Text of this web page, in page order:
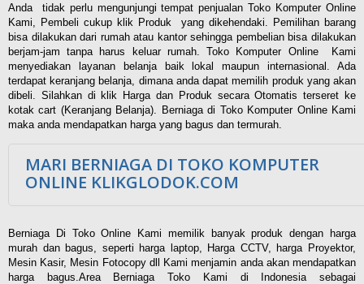
Anda tidak perlu mengunjungi tempat penjualan Toko Komputer Online
Kami, Pembeli cukup klik Produk yang dikehendaki. Pemilihan barang
bisa dilakukan dari rumah atau kantor sehingga pembelian bisa dilakukan
berjam-jam tanpa harus keluar rumah. Toko Komputer Online Kami
menyediakan layanan belanja baik lokal maupun internasional. Ada
terdapat keranjang belanja, dimana anda dapat memilih produk yang akan
dibeli. Silahkan di klik Harga dan Produk secara Otomatis terseret ke
kotak cart (Keranjang Belanja). Berniaga di Toko Komputer Online Kami
maka anda mendapatkan harga yang bagus dan termurah.
MARI BERNIAGA DI TOKO KOMPUTER
ONLINE KLIKGLODOK.COM
Berniaga Di Toko Online Kami memilik banyak produk dengan harga
murah dan bagus, seperti harga laptop, Harga CCTV, harga Proyektor,
Mesin Kasir, Mesin Fotocopy dll Kami menjamin anda akan mendapatkan
harga bagus.Area Berniaga Toko Kami di Indonesia sebagai